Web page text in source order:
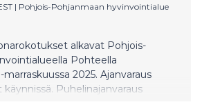
| Pohjois-Pohjanmaan hyvinvointialue
alkavat Pohjois-
Pohteella
2025. Ajanvaraus
Puhelinajanvaraus